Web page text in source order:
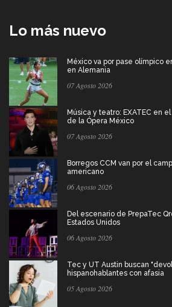
Lo más nuevo
México va por pase olímpico
en Alemania
07 Agosto 2026
Música y teatro: EXATEC en
de la Ópera México
07 Agosto 2026
Borregos CCM van por el
americano
06 Agosto 2026
Del escenario de PrepaTec
Estados Unidos
06 Agosto 2026
Tec y UT Austin buscan
hispanohablantes con afasia
05 Agosto 2026